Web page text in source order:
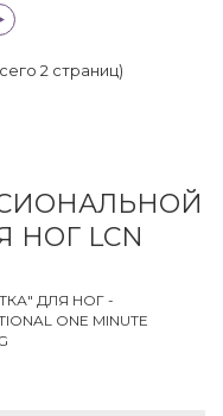
2 страниц)
НОГ LCN
ДЛЯ НОГ -
ONE MINUTE